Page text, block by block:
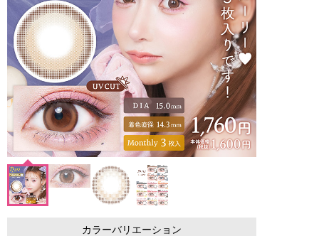
カラーバリエーション